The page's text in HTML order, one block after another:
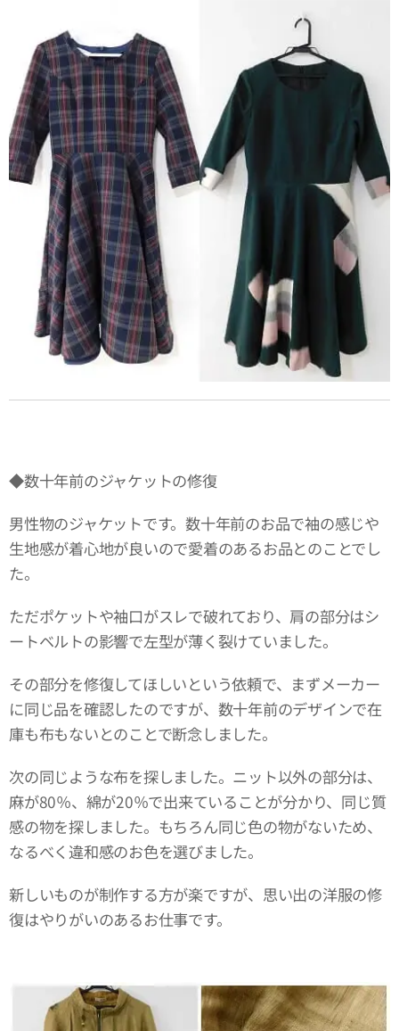
◆数十年前のジャケットの修復
男性物のジャケットです。数十年前のお品で袖の感じや
生地感が着心地が良いので愛着のあるお品とのことでし
た。
ただポケットや袖口がスレで破れており、肩の部分はシ
ートベルトの影響で左型が薄く裂けていました。
その部分を修復してほしいという依頼で、まずメーカー
に同じ品を確認したのですが、数十年前のデザインで在
庫も布もないとのことで断念しました。
次の同じような布を探しました。ニット以外の部分は、
麻が80％、綿が20％で出来ていることが分かり、同じ質
感の物を探しました。もちろん同じ色の物がないため、
なるべく違和感のお色を選びました。
新しいものが制作する方が楽ですが、思い出の洋服の修
復はやりがいのあるお仕事です。